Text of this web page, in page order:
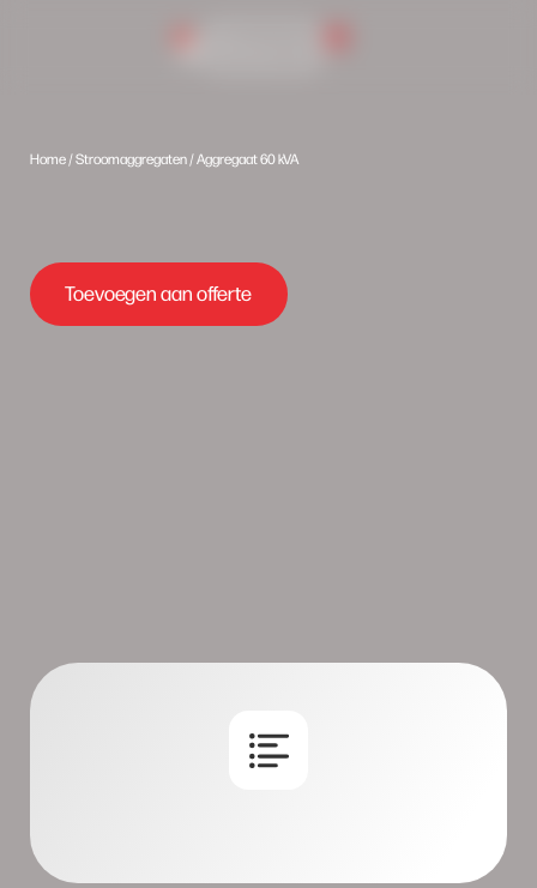
Home/Stroomaggregaten/ Aggregaat 60 kVA
Toevoegen aan offerte